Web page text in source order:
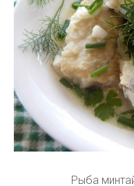
Рыба